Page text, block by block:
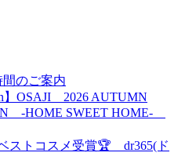
間のご案内
】OSAJI 2026 AUTUMN
-HOME SWEET HOME-
ストコスメ受賞🏆 dr365(ド